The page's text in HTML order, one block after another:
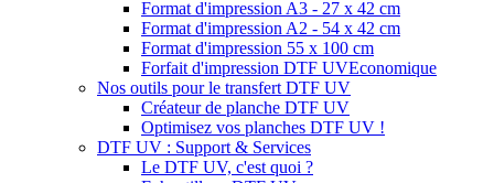
Format d'impression A3 - 27 x 42 cm
Format d'impression A2 - 54 x 42 cm
Format d'impression 55 x 100 cm
Forfait d'impression DTF UVEconomique
Nos outils pour le transfert DTF UV
Créateur de planche DTF UV
Optimisez vos planches DTF UV !
DTF UV : Support & Services
Le DTF UV, c'est quoi ?